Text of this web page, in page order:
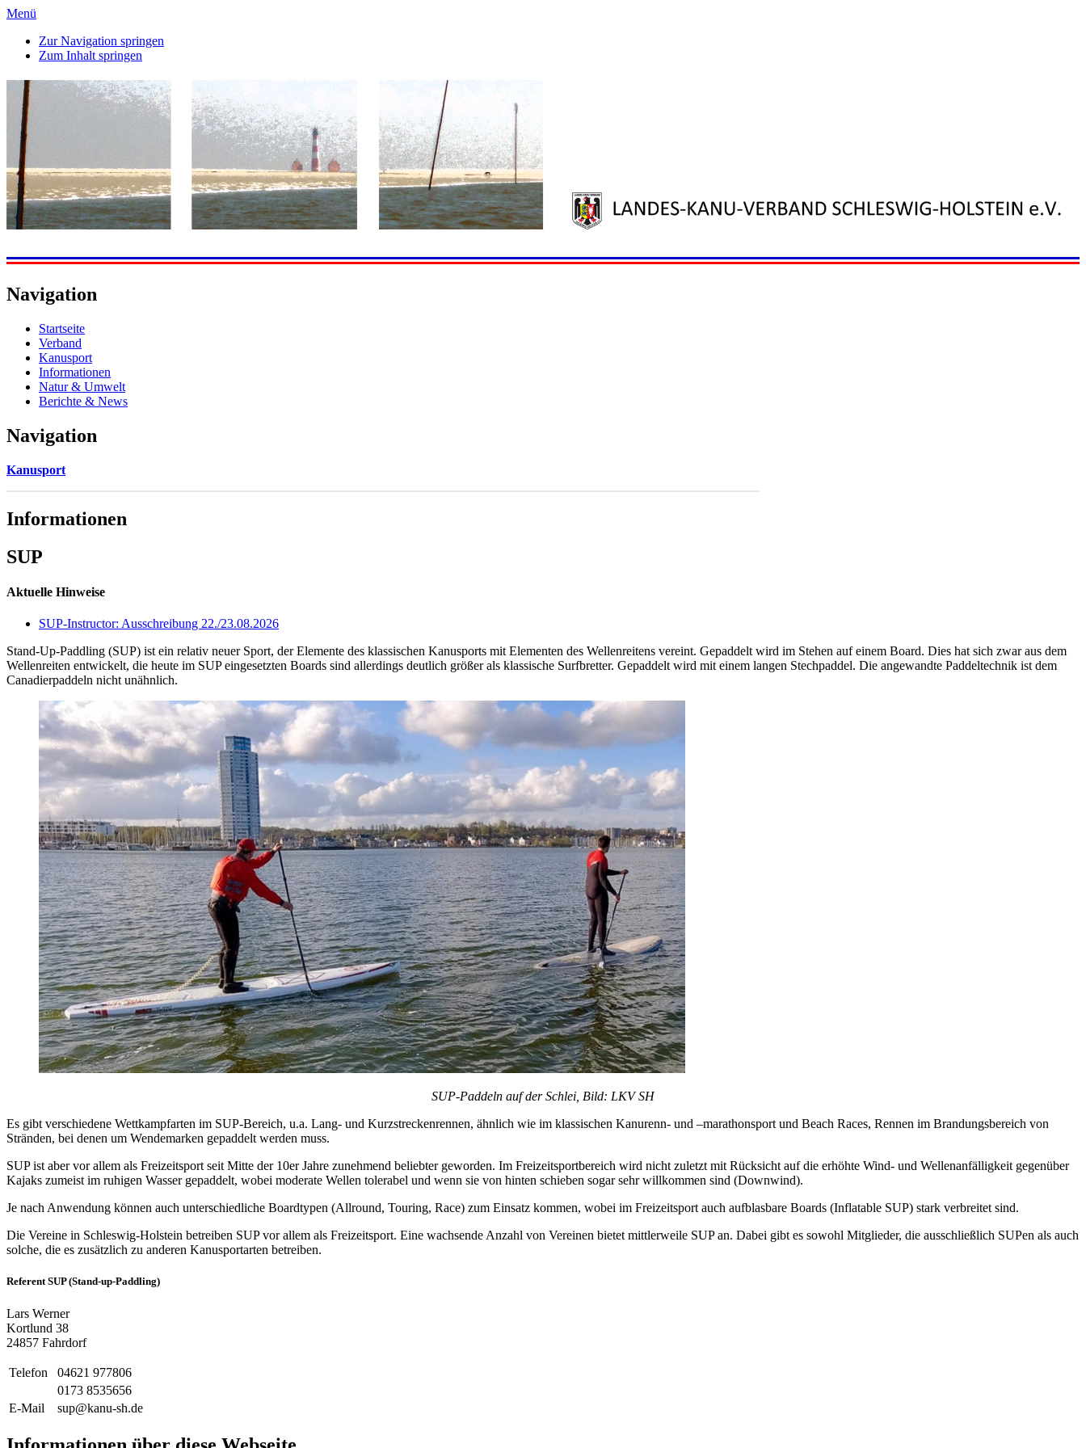
Menü
Zur Navigation springen
Zum Inhalt springen
Navigation
Startseite
Verband
Kanusport
Informationen
Natur & Umwelt
Berichte & News
Navigation
Kanusport
Informationen
SUP
Aktuelle Hinweise
SUP-Instructor: Ausschreibung 22./23.08.2026
Stand-Up-Paddling (SUP) ist ein relativ neuer Sport, der Elemente des klassischen Kanusports mit Elementen des Wellenreitens vereint. Gepaddelt wird im Stehen auf einem Board. Dies hat sich zwar aus dem
Wellenreiten entwickelt, die heute im SUPeingesetzten Boards sind allerdings deutlich größer als klassische Surfbretter. Gepaddelt wird mit einem langen Stechpaddel. Die angewandte Paddeltechnik ist dem
Canadierpaddeln nicht unähnlich.
SUP-Paddeln auf der Schlei, Bild: LKV SH
Es gibt verschiedene Wettkampfarten im SUP-Bereich, u.a. Lang- und Kurzstreckenrennen, ähnlich wie im klassischen Kanurenn- und –marathonsport und Beach Races, Rennen im Brandungsbereich von
Stränden, bei denen um Wendemarken gepaddelt werden muss.
SUPist aber vor allem als Freizeitsport seit Mitte der 10er Jahre zunehmend beliebter geworden. Im Freizeitsportbereich wird nicht zuletzt mit Rücksicht auf die erhöhte Wind- und Wellenanfälligkeit gegenüber
Kajaks zumeist im ruhigen Wasser gepaddelt, wobei moderate Wellen tolerabel und wenn sie von hinten schieben sogar sehr willkommen sind (Downwind).
Je nach Anwendung können auch unterschiedliche Boardtypen (Allround, Touring, Race) zum Einsatz kommen, wobei im Freizeitsport auch aufblasbare Boards (Inflatable SUP) stark verbreitet sind.
Die Vereine in Schleswig-Holstein betreiben SUPvor allem als Freizeitsport. Eine wachsende Anzahl von Vereinen bietet mittlerweile SUPan. Dabei gibt es sowohl Mitglieder, die ausschließlich SUPen als auch
solche, die es zusätzlich zu anderen Kanusportarten betreiben.
ReferentSUP(Stand-up-Paddling)
Lars Werner
Kortlund 38
24857 Fahrdorf
Telefon
04621 977806
0173 8535656
E-Mail
sup@kanu-sh.de